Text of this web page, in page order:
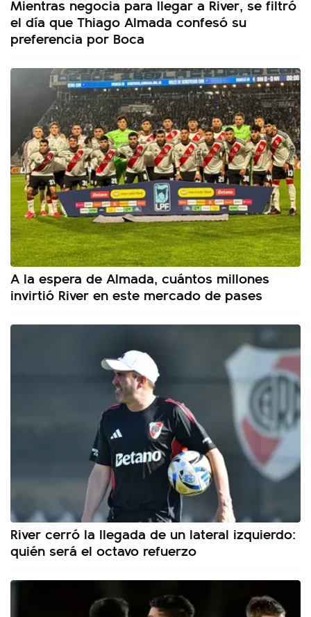
Mientras negocia para llegar a River, se filtró
el día que Thiago Almada confesó su
preferencia por Boca
A la espera de Almada, cuántos millones
invirtió River en este mercado de pases
River cerró la llegada de un lateral izquierdo:
quién será el octavo refuerzo